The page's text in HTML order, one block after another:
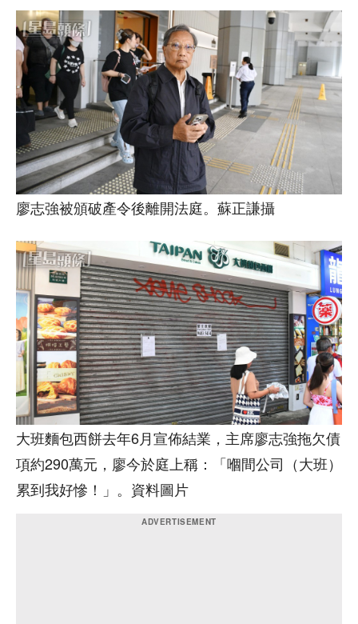
廖志強被頒破產令後離開法庭。蘇正謙攝
大班麵包西餅去年6月宣佈結業，主席廖志強拖欠債
項約290萬元，廖今於庭上稱：「嗰間公司（大班）
累到我好慘！」。資料圖片